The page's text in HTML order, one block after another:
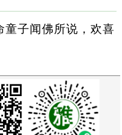
童子闻佛所说，欢喜